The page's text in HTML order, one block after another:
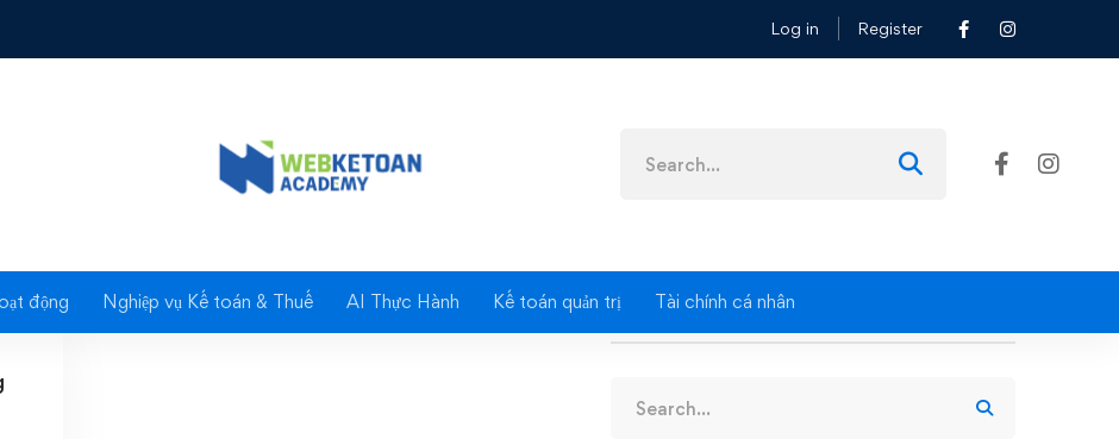
Log in Register
for:
động Nghiệp vụ Kế toán & Thuế AI Thực Hành Kế toán quản trị Tài chính cá nhân
for: